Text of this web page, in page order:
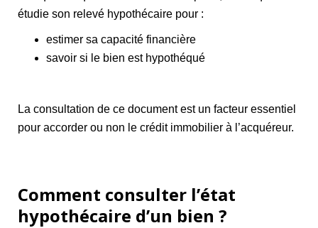
étudie son relevé hypothécaire pour :
estimer sa capacité financière
savoir si le bien est hypothéqué
La consultation de ce document est un facteur essentiel
pour accorder ou non le crédit immobilier à l’acquéreur.
Comment consulter l’état
hypothécaire d’un bien ?